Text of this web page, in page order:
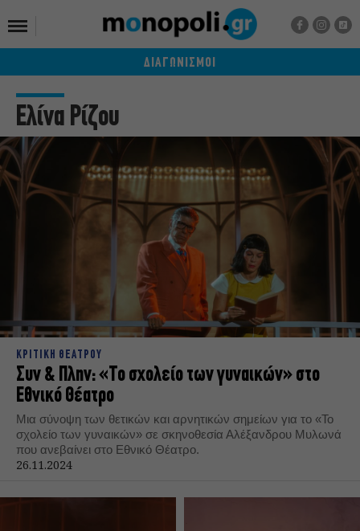
ΔΙΑΓΩΝΙΣΜΟΙ
Ελίνα Ρίζου
ΚΡΙΤΙΚΗ ΘΕΑΤΡΟΥ
Συν & Πλην: «Το σχολείο των γυναικών» στο
Εθνικό Θέατρο
Μια σύνοψη των θετικών και αρνητικών σημείων για το «Το
σχολείο των γυναικών» σε σκηνοθεσία Αλέξανδρου Μυλωνά
που ανεβαίνει στο Εθνικό Θέατρο.
26.11.2024